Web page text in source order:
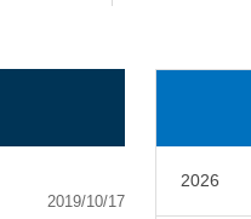
2019/10/17
2026